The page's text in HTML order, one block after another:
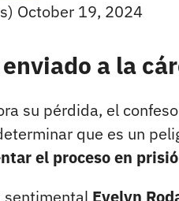
October 19, 2024
a la
su pérdida, el
que es un
el proceso en